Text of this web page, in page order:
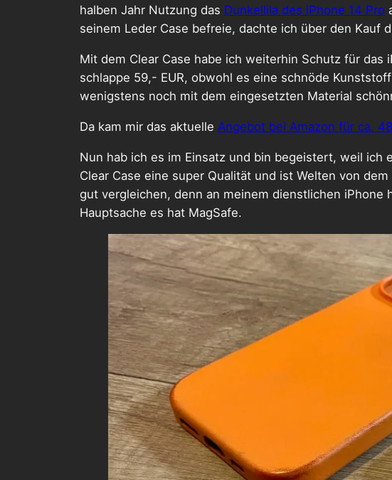
halben Jahr Nutzung das Dunkellila des iPhone 14 Pro
seinem Leder Case befreie, dachte ich über den Kauf
Mit dem Clear Case habe ich weiterhin Schutz für
schlappe 59,- EUR, obwohl es eine schnöde
wenigstens noch mit dem eingesetzten Material
Da kam mir das aktuelle Angebot bei Amazon für ca.
Nun hab ich es im Einsatz und bin begeistert, weil ich
Clear Case eine super Qualität und ist Welten von
gut vergleichen, denn an meinem dienstlichen iPhone
Hauptsache es hat MagSafe.